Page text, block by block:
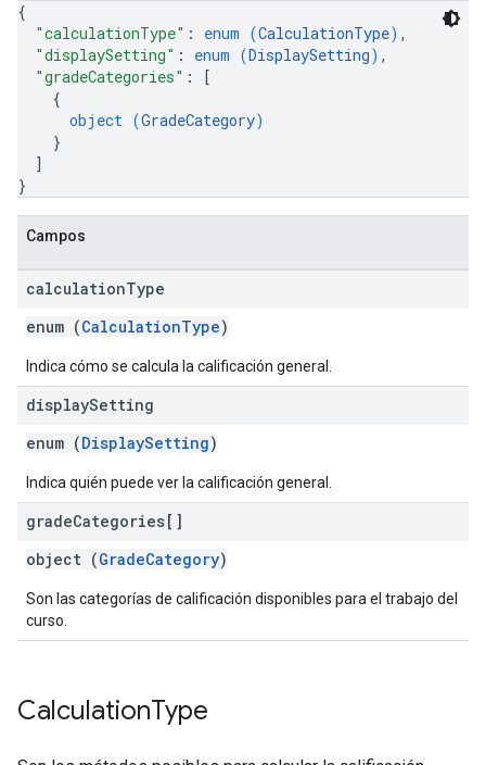
{
"calculationType" : enum (CalculationType) ,
"displaySetting" : enum (DisplaySetting) ,
"gradeCategories" :
[
{
object (GradeCategory)
}
]
}
Campos
calculationType
enum (CalculationType)
Indica cómo se calcula la calificación general.
displaySetting
enum (DisplaySetting)
Indica quién puede ver la calificación general.
gradeCategories[]
object (GradeCategory)
Son las categorías de calificación disponibles para el trabajo del
curso.
CalculationType